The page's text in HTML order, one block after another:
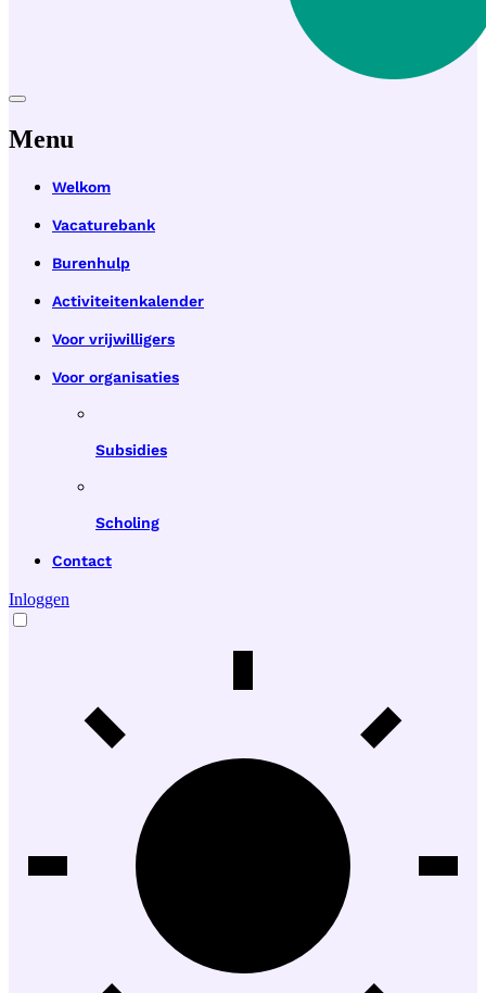
Menu
Welkom
Vacaturebank
Burenhulp
Activiteitenkalender
Voor vrijwilligers
Voor organisaties
Subsidies
Scholing
Contact
Inloggen